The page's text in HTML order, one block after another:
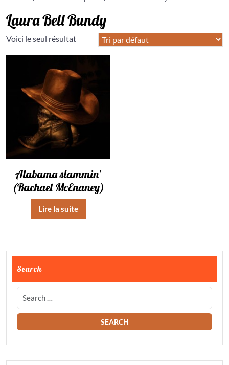
Laura Bell Bundy
Voici le seul résultat
Alabama slammin’
(Rachael McEnaney)
Lire la suite
Search